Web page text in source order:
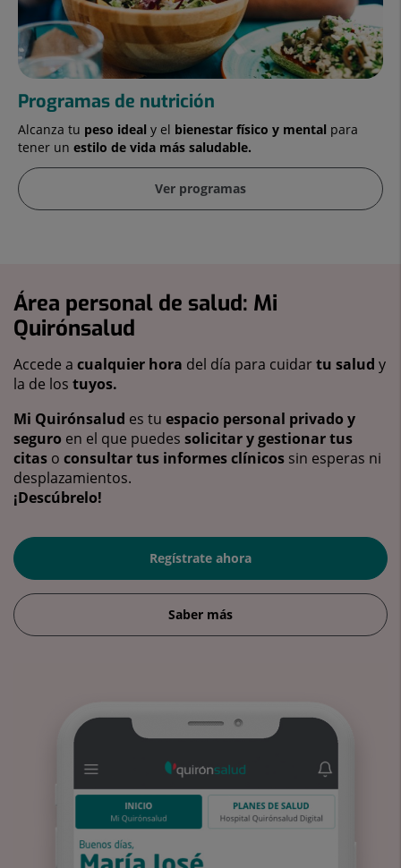
Programas de nutrición
Alcanza tu peso ideal y el bienestar físico y mental para
tener un estilo de vida más saludable.
Ver programas
Área personal de salud: Mi
Quirónsalud
Accede a cualquier hora del día para cuidartu salud y
la de los tuyos.
Mi Quirónsalud es tu espacio personal privado y
seguro en el que puedes solicitar y gestionar tus
citas o consultar tus informes clínicos sin esperas ni
desplazamientos.
¡Descúbrelo!
Regístrate ahora
Saber más